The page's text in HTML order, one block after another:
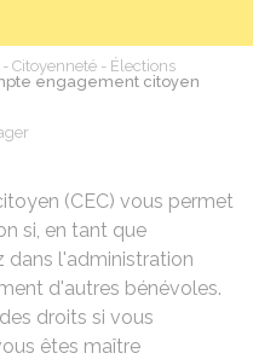
- Citoyenneté - Élections
engagement citoyen
(CEC) vous permet
si, en tant que
dans l'administration
d'autres bénévoles.
droits si vous
êtes maître